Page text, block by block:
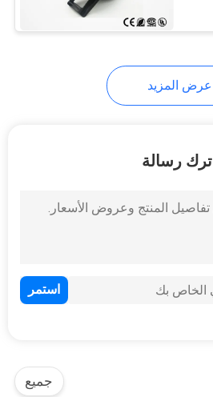
عرض المزيد
اترك رسالة
جميع